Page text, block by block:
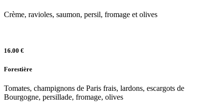
Crème, ravioles, saumon, persil, fromage et olives
16.00 €
Forestière
Tomates, champignons de Paris frais, lardons, escargots de
Bourgogne, persillade, fromage, olives